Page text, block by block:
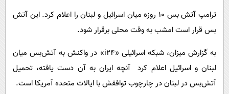
فناوری
گوناگون
حوادث
محیط زیست
سلامت
روانشناسی
آشپزی
دانلود
ترامپ آتش بس 10 روزه میان اسرائیل و لبنان را اعلام کرد. این آتش
بس قرار است امشب به وقت محلی برقرار شود.
به گزارش میزان، شبکه اسرائیلی «i۲۴» در واکنش به آتش‌بس میان
لبنان و اسرائیل اعلام کرد آنچه ایران به آن دست یافته، تحمیل
آتش‌بس در لبنان در چارچوب توافقش با ایالات متحده آمریکا است.